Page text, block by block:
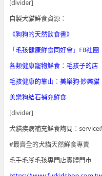
[divider]
自製犬貓鮮食資源：
《狗狗的天然飲食書》
「毛孩健康鮮食同好會」 FB社團
各類健康寵物鮮食：毛孩子的店
毛孩健康的靠山：美樂狗·妙樂貓
美樂狗結石補充鮮食
[divider]
犬貓疾病補充鮮食詢問：
#最齊全的犬貓天然鮮食專賣
毛手毛腳毛孩專門店實體門市